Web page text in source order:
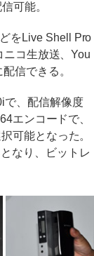
可能。
をLive Shell Pro
コ生放送、You
信できる。
、配信解像度
エンコードで、
可能となった。
なり、ビットレ